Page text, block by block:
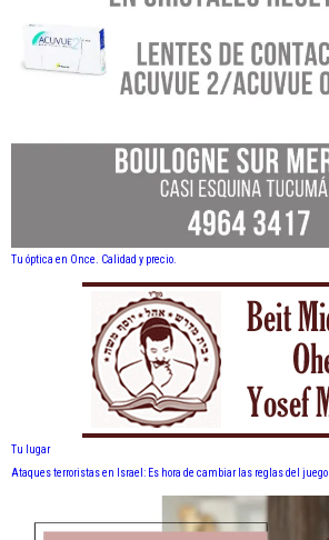
Tu óptica en Once. Calidad y precio.
Tu lugar
Ataques terroristas en Israel: Es hora de cambiar las reglas del juego